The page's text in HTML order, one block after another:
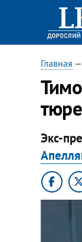
Главная —
Экс-